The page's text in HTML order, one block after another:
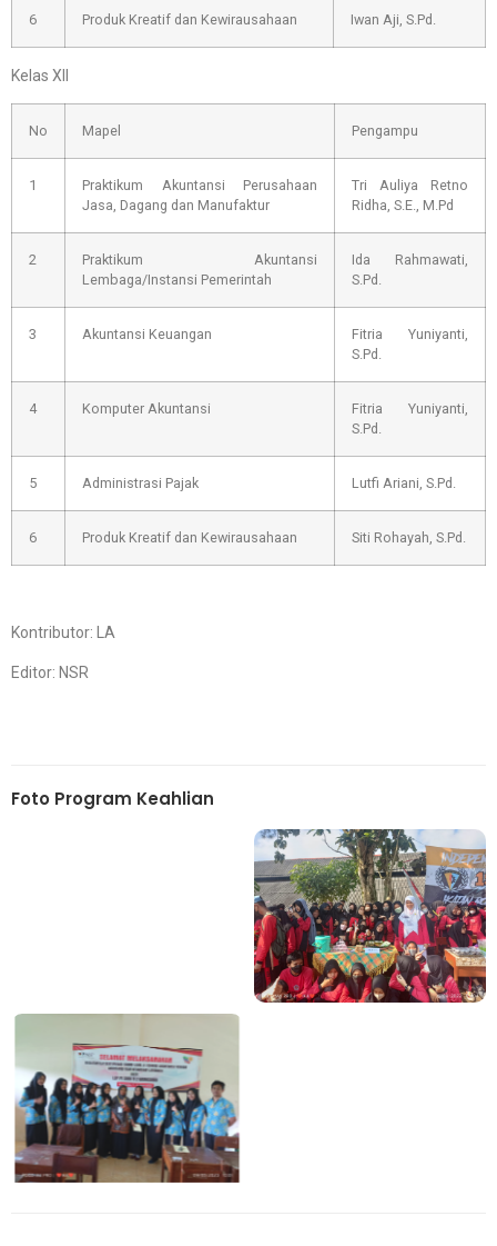
6 Produk Kreatif dan Kewirausahaan Iwan Aji, S.Pd.
Kelas XII
No Mapel Pengampu
1
Praktikum Akuntansi Perusahaan
Jasa, Dagang dan Manufaktur
Tri Auliya Retno
Ridha, S.E., M.Pd
2
Praktikum Akuntansi
Lembaga/Instansi Pemerintah
Ida Rahmawati,
S.Pd.
3 Akuntansi Keuangan
Fitria Yuniyanti,
S.Pd.
4 Komputer Akuntansi
Fitria Yuniyanti,
S.Pd.
5 Administrasi Pajak Lutfi Ariani, S.Pd.
6 Produk Kreatif dan Kewirausahaan Siti Rohayah, S.Pd.
Kontributor: LA
Editor: NSR
Foto Program Keahlian